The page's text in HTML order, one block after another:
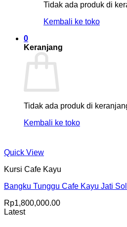
Tidak ada produk di
Kembali ke toko
0
Keranjang
Tidak ada produk di
Kembali ke toko
Quick View
Kursi Cafe Kayu
Bangku Tunggu Cafe Kayu Jati
Rp1,800,000.00
Latest